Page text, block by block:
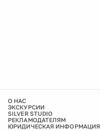
О НАС
ЭКСКУРСИИ
SILVER STUDIO
РЕКЛАМОДАТЕЛЯМ
ЮРИДИЧЕСКАЯ ИНФОРМАЦИЯ